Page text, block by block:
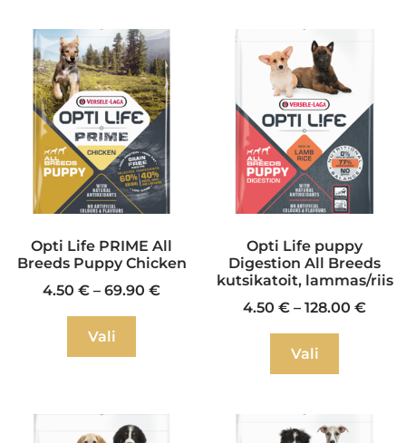
Opti Life PRIME All
Breeds Puppy Chicken
4.50 € – 69.90 €
Vali
Opti Life puppy
Digestion All Breeds
kutsikatoit, lammas/riis
4.50 € – 128.00 €
Vali